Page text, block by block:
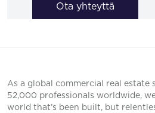
Ota yhteyttä
As a global commercial real estate
52,000 professionals worldwide,
world that’s been built, but